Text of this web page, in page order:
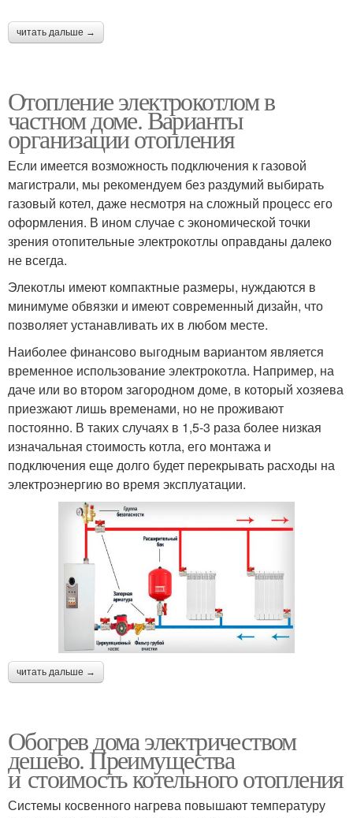
читать дальше →
Отопление электрокотлом в
частном доме. Варианты
организации отопления
Если имеется возможность подключения к газовой
магистрали, мы рекомендуем без раздумий выбирать
газовый котел, даже несмотря на сложный процесс его
оформления. В ином случае с экономической точки
зрения отопительные электрокотлы оправданы далеко
не всегда.
Элекотлы имеют компактные размеры, нуждаются в
минимуме обвязки и имеют современный дизайн, что
позволяет устанавливать их в любом месте.
Наиболее финансово выгодным вариантом является
временное использование электрокотла. Например, на
даче или во втором загородном доме, в который хозяева
приезжают лишь временами, но не проживают
постоянно. В таких случаях в 1,5-3 раза более низкая
изначальная стоимость котла, его монтажа и
подключения еще долго будет перекрывать расходы на
электроэнергию во время эксплуатации.
читать дальше →
Обогрев дома электричеством
дешево. Преимущества
и стоимость котельного отопления
Системы косвенного нагрева повышают температуру